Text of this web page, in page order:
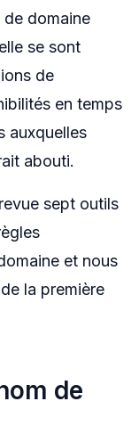
domaine
se sont
de
en temps
auxquelles
abouti.
sept outils
et nous
la première
de